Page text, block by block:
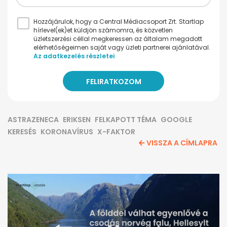
Hozzájárulok, hogy a Central Médiacsoport Zrt. Startlap
hírlevel(ek)et küldjön számomra, és közvetlen
üzletszerzési céllal megkeressen az általam megadott
elérhetőségeimen saját vagy üzleti partnerei ajánlatával.
Az adatkezelés részletei
ASTRAZENECA ERIKSEN FELKAPOTT TÉMA GOOGLE
KERESÉS KORONAVÍRUS X-FAKTOR
VISSZA A CÍMLAPRA